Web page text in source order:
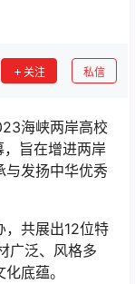
关注 私信
海峡两岸高校
，旨在增进两岸
与发扬中华优秀
，共展出12位特
广泛、风格多
底蕴。